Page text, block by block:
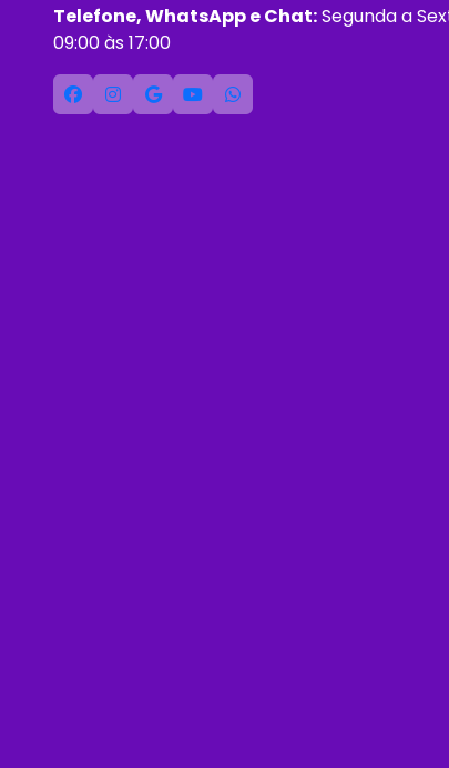
Telefone, WhatsApp e Chat:Segunda a
09:00 às 17:00